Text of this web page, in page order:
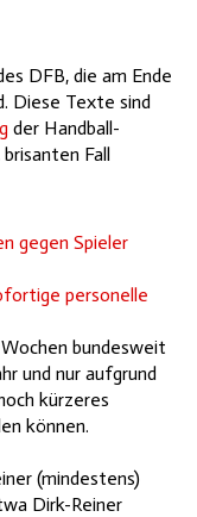
DFB, die am Ende
Diese Texte sind
der Handball-
Fall
gegen Spieler
personelle
bundesweit
und nur aufgrund
kürzeres
können.
(mindestens)
Dirk-Reiner